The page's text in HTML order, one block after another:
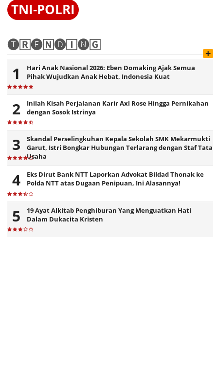
TNI-POLRI
🅣🅁🅔🄽🅓🄸🅝🄶
+
Hari Anak Nasional 2026: Eben Domaking Ajak Semua
Pihak Wujudkan Anak Hebat, Indonesia Kuat
Inilah Kisah Perjalanan Karir Axl Rose Hingga Pernikahan
dengan Sosok Istrinya
Skandal Perselingkuhan Kepala Sekolah SMK Mekarmukti
Garut, Istri Bongkar Hubungan Terlarang dengan Staf Tata
Usaha
Eks Dirut Bank NTT Laporkan Advokat Bildad Thonak ke
Polda NTT atas Dugaan Penipuan, Ini Alasannya!
19 Ayat Alkitab Penghiburan Yang Menguatkan Hati
Dalam Dukacita Kristen